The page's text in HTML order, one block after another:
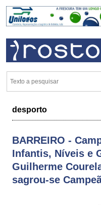
desporto
BARREIRO -
Infantis, Níveis e
Guilherme
sagrou-se